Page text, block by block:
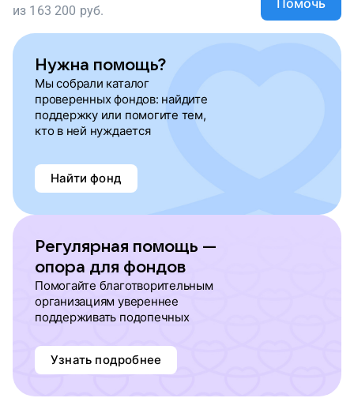
из 163 200 руб.
Нужна помощь?
Мы собрали каталог
проверенных фондов: найдите
поддержку или помогите тем,
кто в ней нуждается
Найти фонд
Регулярная помощь —
опора для фондов
Помогайте благотворительным
организациям увереннее
поддерживать подопечных
Узнать подробнее